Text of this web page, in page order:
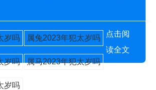
岁吗 属兔2023年犯太岁吗
岁吗 属马2023年犯太岁吗
岁吗
点击阅
读全文